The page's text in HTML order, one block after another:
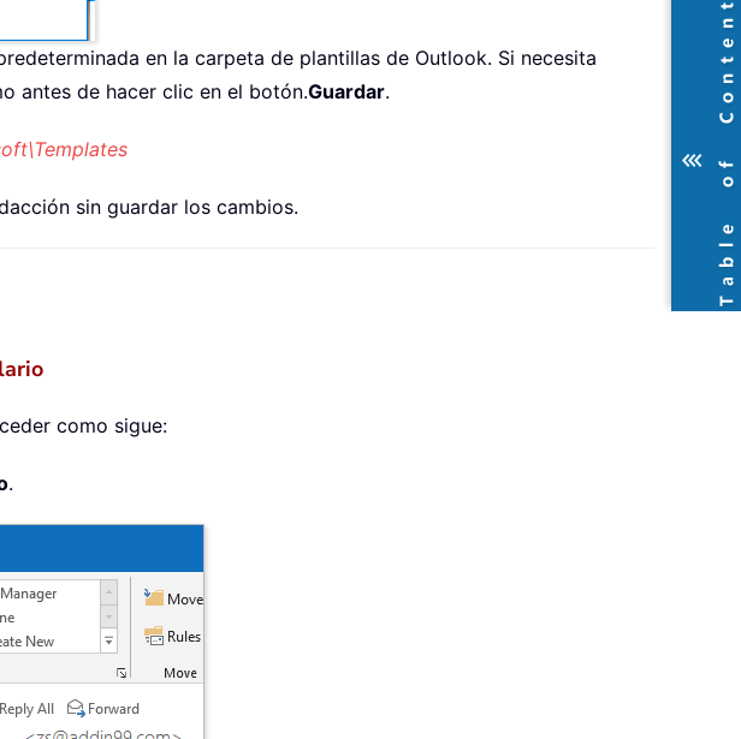
en la carpeta de plantillas de Outlook. Si necesita
antes de hacer clic en el botón.Guardar.
sin guardar los cambios.
como sigue:
.